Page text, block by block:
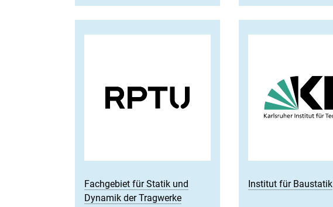
Fachgebiet für Statik und
Dynamik der Tragwerke
Institut für Baustatik